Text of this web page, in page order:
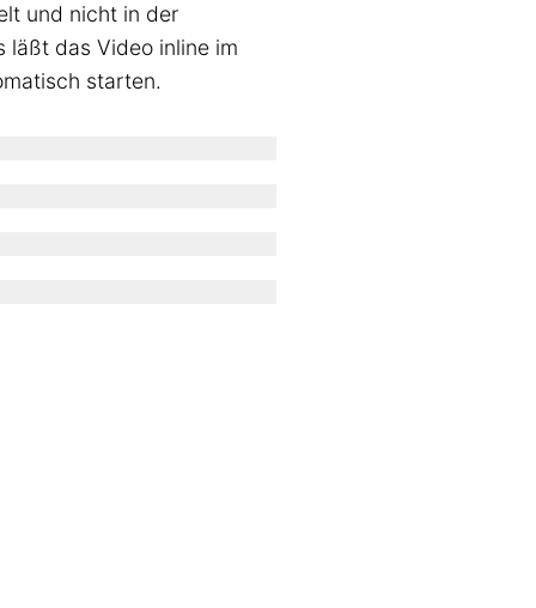
und nicht in der
läßt das Video inline im
starten.